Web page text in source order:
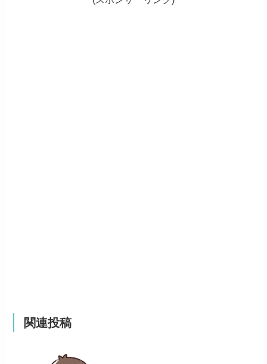
関連投稿